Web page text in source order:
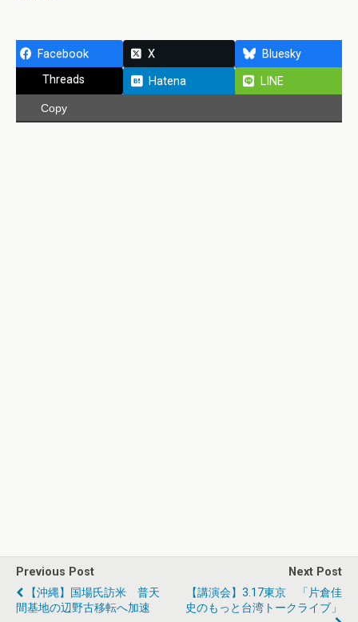
Facebook X
Bluesky
Threads
Hatena LINE
Copy
Previous Post
【沖縄】国場氏訪米 普天
間基地の辺野古移転へ加速
Next Post
【講演会】3.17東京 「片倉佳
史のもっと台湾トークライブ」